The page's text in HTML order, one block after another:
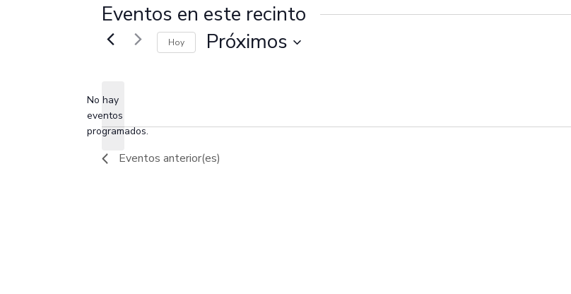
Eventos en este recinto
Aviso
No hay
eventos
programados.
Hoy Próximos
Eventos anterior(es)